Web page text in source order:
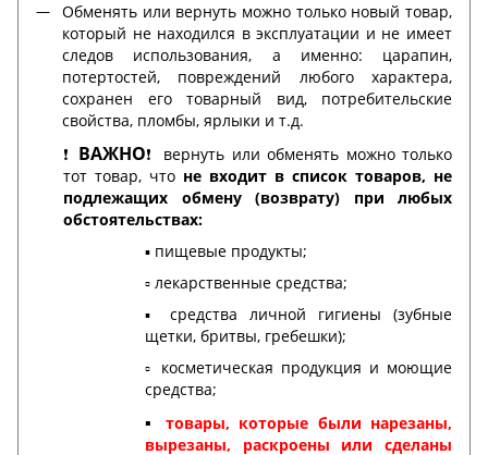
Обменять или вернуть можно только новый товар,
который не находился в эксплуатации и не имеет
следов использования, а именно: царапин,
потертостей, повреждений любого характера,
сохранен его товарный вид, потребительские
свойства, пломбы, ярлыки и т.д.
❗️ ВАЖНО❗️ вернуть или обменять можно только
тот товар, что не входит в список товаров, не
подлежащих обмену (возврату) при любых
обстоятельствах:
▪️ пищевые продукты;
▫️ лекарственные средства;
▪️ средства личной гигиены (зубные
щетки, бритвы, гребешки);
▫️ косметическая продукция и моющие
средства;
▪️ товары, которые были нарезаны,
вырезаны, раскроены или сделаны